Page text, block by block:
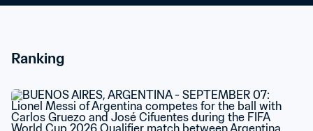
Ranking